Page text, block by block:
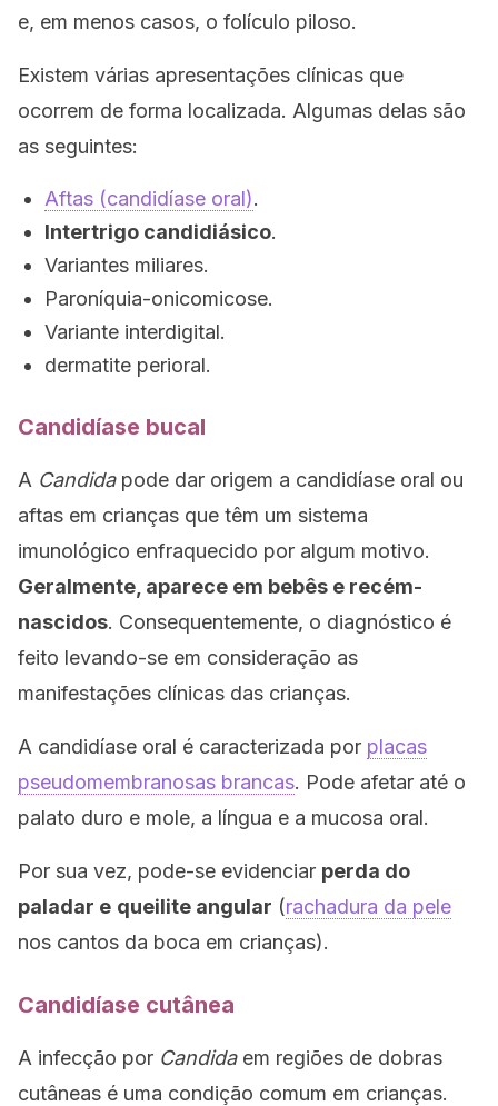
e, em menos casos, o folículo piloso.
Existem várias apresentações clínicas que
ocorrem de forma localizada. Algumas delas são
as seguintes:
Aftas (candidíase oral).
Intertrigo candidiásico.
Variantes miliares.
Paroníquia-onicomicose.
Variante interdigital.
dermatite perioral.
Candidíase bucal
A Candidapode dar origem a candidíase oral ou
aftas em crianças que têm um sistema
imunológico enfraquecido por algum motivo.
Geralmente, aparece em bebês e recém-
nascidos. Consequentemente, o diagnóstico é
feito levando-se em consideração as
manifestações clínicas das crianças.
A candidíase oral é caracterizada por placas
pseudomembranosas brancas. Pode afetar até o
palato duro e mole, a língua e a mucosa oral.
Por sua vez, pode-se evidenciar perda do
paladar e queilite angular (rachadura da pele
nos cantos da boca em crianças).
Candidíase cutânea
A infecção por Candidaem regiões de dobras
cutâneas é uma condição comum em crianças.